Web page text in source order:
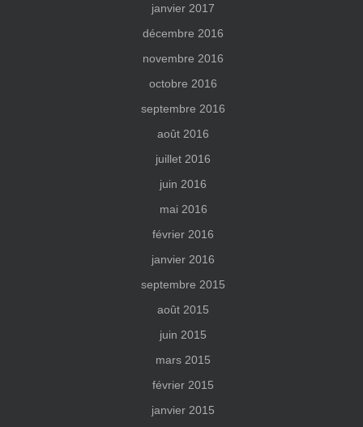
janvier 2017
décembre 2016
novembre 2016
octobre 2016
septembre 2016
août 2016
juillet 2016
juin 2016
mai 2016
février 2016
janvier 2016
septembre 2015
août 2015
juin 2015
mars 2015
février 2015
janvier 2015